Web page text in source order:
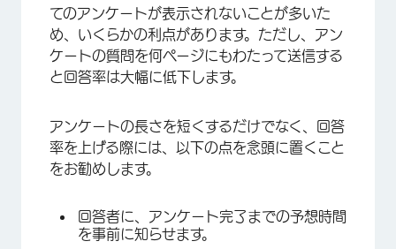
てのアンケートが表示されないことが多いた
め、いくらかの利点があります。ただし、アン
ケートの質問を何ページにもわたって送信する
と回答率は大幅に低下します。
アンケートの長さを短くするだけでなく、回答
率を上げる際には、以下の点を念頭に置くこと
をお勧めします。
回答者に、アンケート完了までの予想時間
を事前に知らせます。